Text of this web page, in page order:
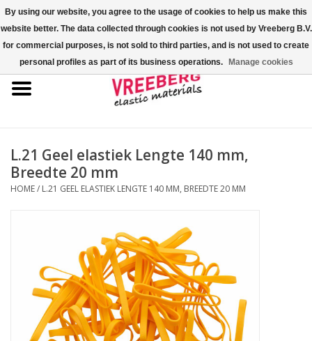
0 Artikelen - €0,00
Home
Gekleurde elastiekjes
Elastisch koord
Kruiselastiek
Fastfix
L.21 Geel elastiek Lengte 140 mm,
Breedte 20 mm
HOME/ L.21 GEEL ELASTIEK LENGTE 140 MM, BREEDTE 20 MM
By using our website, you agree to the usage of cookies to help us make this
website better. The data collected through cookies is not used by Vreeberg B.V.
for commercial purposes, is not sold to third parties, and is not used to create
personal profiles as part of its business operations.
Manage cookies